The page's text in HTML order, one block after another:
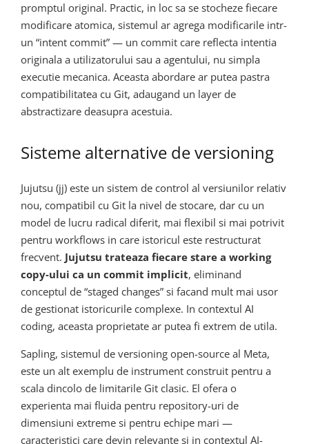
promptul original. Practic, in loc sa se stocheze fiecare
modificare atomica, sistemul ar agrega modificarile intr-
un “intent commit” — un commit care reflecta intentia
originala a utilizatorului sau a agentului, nu simpla
executie mecanica. Aceasta abordare ar putea pastra
compatibilitatea cu Git, adaugand un layer de
abstractizare deasupra acestuia.
Sisteme alternative de versioning
Jujutsu (jj) este un sistem de control al versiunilor relativ
nou, compatibil cu Git la nivel de stocare, dar cu un
model de lucru radical diferit, mai flexibil si mai potrivit
pentru workflows in care istoricul este restructurat
frecvent. Jujutsu trateaza fiecare stare a working
copy-ului ca un commit implicit, eliminand
conceptul de “staged changes” si facand mult mai usor
de gestionat istoricurile complexe. In contextul AI
coding, aceasta proprietate ar putea fi extrem de utila.
Sapling, sistemul de versioning open-source al Meta,
este un alt exemplu de instrument construit pentru a
scala dincolo de limitarile Git clasic. El ofera o
experienta mai fluida pentru repository-uri de
dimensiuni extreme si pentru echipe mari —
caracteristici care devin relevante si in contextul AI-